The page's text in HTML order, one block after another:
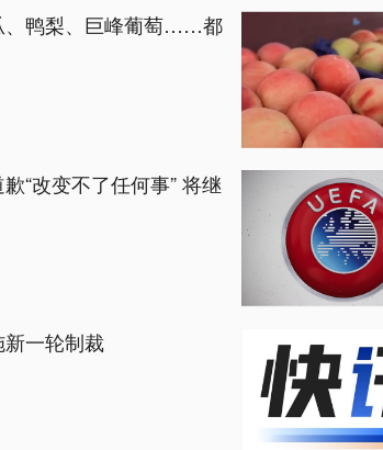
、鸭梨、巨峰葡萄……都
“改变不了任何事” 将继
一轮制裁